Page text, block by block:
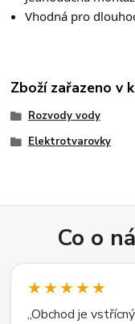
Vhodná pro
Zboží zařazeno v
Rozvody vody
Elektrotvarovky
Co o
★★★★★
„Obchod je